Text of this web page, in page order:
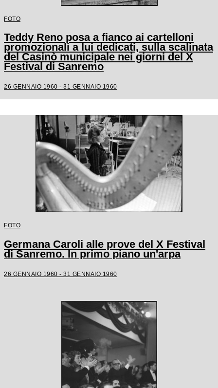
FOTO
Teddy Reno posa a fianco ai cartelloni
promozionali a lui dedicati, sulla scalinata
del Casinò municipale nei giorni del X
Festival di Sanremo
26 GENNAIO 1960 - 31 GENNAIO 1960
FOTO
Germana Caroli alle prove del X Festival
di Sanremo. In primo piano un'arpa
26 GENNAIO 1960 - 31 GENNAIO 1960